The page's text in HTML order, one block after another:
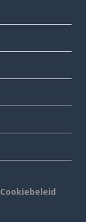
Cookiebeleid